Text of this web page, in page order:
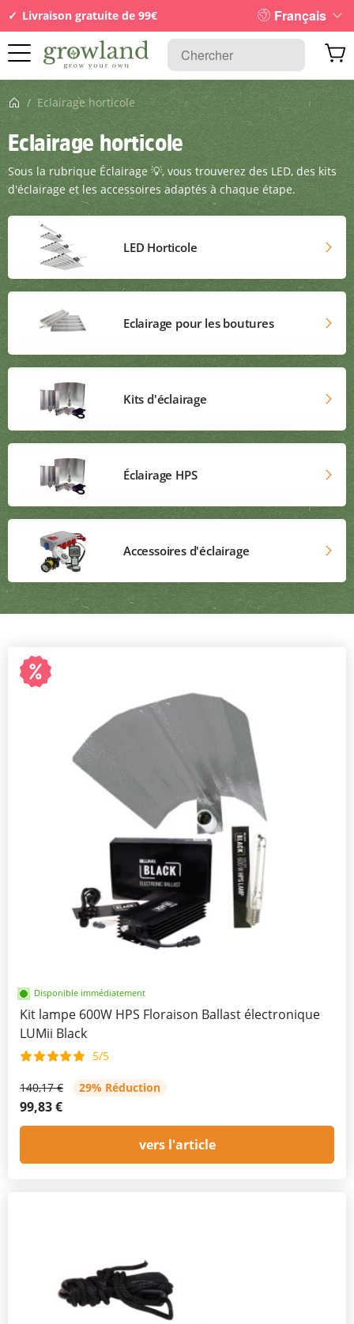
Livraison gratuite de 99€ Français
Page d’accueil
/ Eclairage horticole
Eclairage horticole
Sous la rubrique Éclairage 💡, vous trouverez des LED, des kits
d'éclairage et les accessoires adaptés à chaque étape.
LED Horticole
Eclairage pour les boutures
Kits d'éclairage
Éclairage HPS
Accessoires d'éclairage
Disponible immédiatement
Kit lampe 600W HPS Floraison Ballast électronique
LUMii Black
5/5
140,17 € 29% Réduction
99,83 €
vers l'article